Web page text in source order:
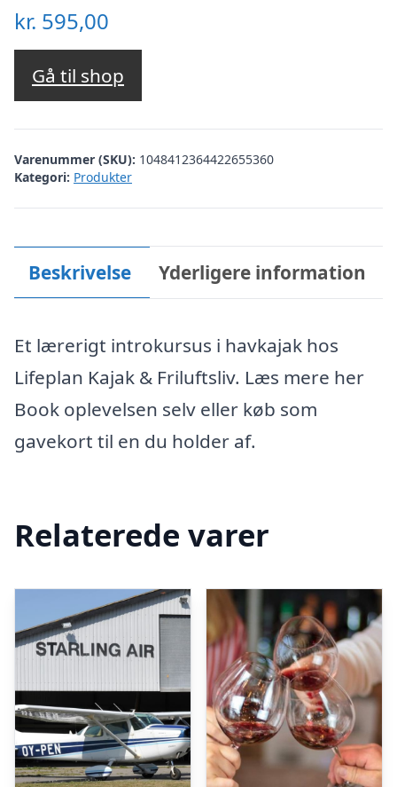
kr. 595,00
Gå til shop
Varenummer (SKU): 1048412364422655360
Kategori: Produkter
Beskrivelse Yderligere information
Et lærerigt introkursus i havkajak hos
Lifeplan Kajak & Friluftsliv. Læs mere her
Book oplevelsen selv eller køb som
gavekort til en du holder af.
Relaterede varer